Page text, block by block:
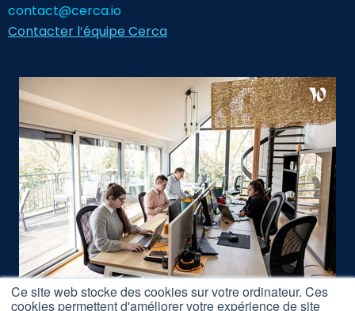
Ce site web stocke des cookies sur votre ordinateur. Ces
cookies permettent d'améliorer votre expérience de site
contact@cerca.io
Contacter l’équipe Cerca